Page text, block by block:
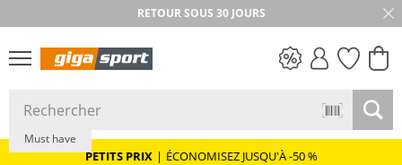
RETOUR SOUS 30 JOURS
PETITS PRIX
PETITS PRIX | ÉCONOMISEZ JUSQU'À -50 %
Must have